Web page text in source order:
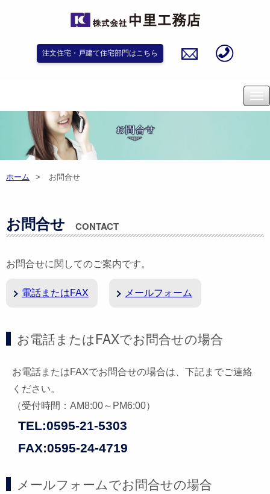
注文住宅・戸建て住宅部門はこちら
ホーム お問合せ
お問合せ CONTACT
お問合せに関してのご案内です。
電話またはFAX メールフォーム
お電話またはFAXでお問合せの場合
お電話またはFAXでお問合せの場合は、下記までご連絡
ください。
（受付時間：AM8:00～PM6:00）
TEL:0595-21-5303
FAX:0595-24-4719
メールフォームでお問合せの場合